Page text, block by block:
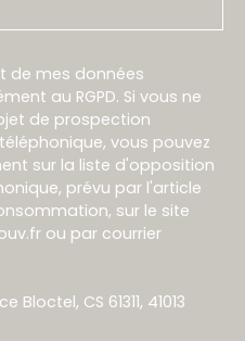
de mes données
au RGPD. Si vous ne
de prospection
vous pouvez
sur la liste d'opposition
prévu par l'article
sur le site
ou par courrier
Bloctel, CS 61311, 41013